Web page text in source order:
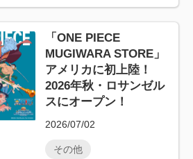
「ONE PIECE
MUGIWARA STORE」
アメリカに初上陸！
2026年秋・ロサンゼル
スにオープン！
2026/07/02
その他